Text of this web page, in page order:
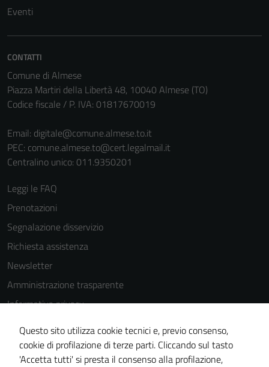
Eventi
CONTATTI
Comune di Almese
Piazza Martiri della Libertà 48, 10040 Almese (TO)
Codice fiscale / P. IVA: 01817670019
Email: digitale@comune.almese.to.it
PEC: comune.almese.to@cert.legalmail.it
Centralino unico: 011.9350201
Leggi le FAQ
Prenotazioni
Segnalazione disservizio
Richiesta assistenza
Newsletter
Amministrazione trasparente
Informativa privacy
Cookie Policy
Note legali
Dichiarazione di accessibilità
Questo sito utilizza cookie tecnici e, previo consenso,
cookie di profilazione di terze parti. Cliccando sul tasto
'Accetta tutti' si presta il consenso alla profilazione,